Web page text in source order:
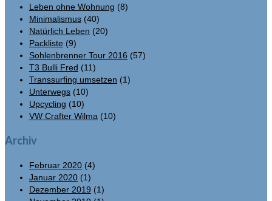
Leben ohne Wohnung (8)
Minimalismus (40)
Natürlich Leben (20)
Packliste (9)
Sohlenbrenner Tour 2016 (57)
T3 Bulli Fred (11)
Transsurfing umsetzen (1)
Unterwegs (10)
Upcycling (10)
VW Crafter Wilma (10)
Archiv
Februar 2020 (4)
Januar 2020 (1)
Dezember 2019 (1)